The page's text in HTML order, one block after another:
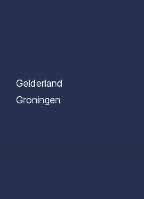
Gelderland
Groningen